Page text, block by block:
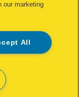
our marketing
All